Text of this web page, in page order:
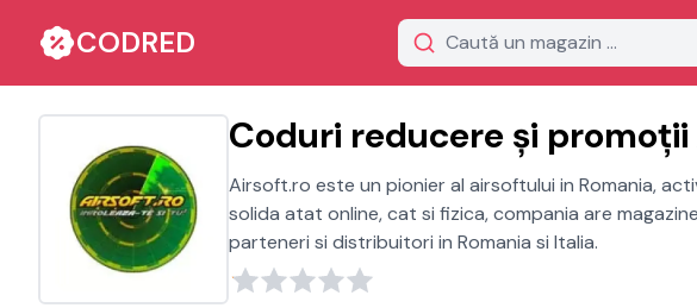
CODRED
Coduri reducere și
Airsoft.ro este un pionier al airsoftului in Romania,
solida atat online, cat si fizica, compania are
parteneri si distribuitori in Romania si Italia.